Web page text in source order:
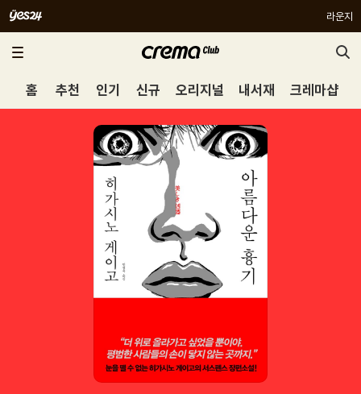
라운지
홈 추천 인기 신규 오리지널 내서재 크레마샵